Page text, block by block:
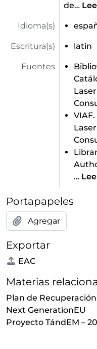
de…
Idioma(s)
Escritura(s) latín
Fuentes
…
Portapapeles
Agregar
Exportar
EAC
Materias
Plan de
Next GenerationEU
Proyecto TándEM –